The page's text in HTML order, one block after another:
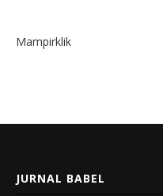
Mampirklik
JURNAL BABEL